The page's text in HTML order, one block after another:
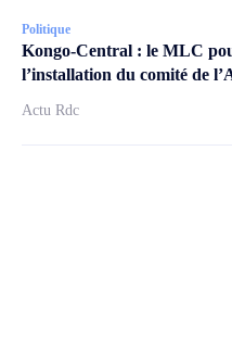
Politique
Kongo-Central : le MLC
l’installation du comité de
Actu Rdc